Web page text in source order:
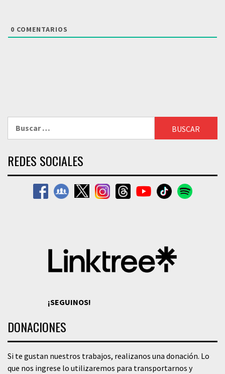
0 COMENTARIOS
REDES SOCIALES
¡SEGUINOS!
DONACIONES
Si te gustan nuestros trabajos, realizanos una donación. Lo
que nos ingrese lo utilizaremos para transportarnos y